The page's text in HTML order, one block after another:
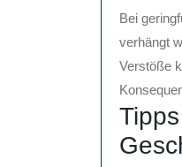
Bei
verhängt
Verstöße